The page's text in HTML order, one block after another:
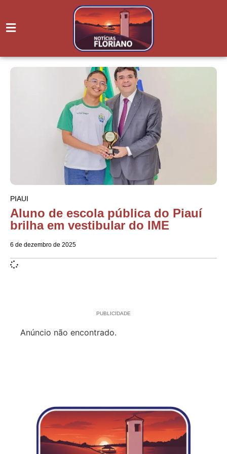
PIAUI
Aluno de escola pública do Piauí
brilha em vestibular do IME
6 de dezembro de 2025
PUBLICIDADE
Anúncio não encontrado.